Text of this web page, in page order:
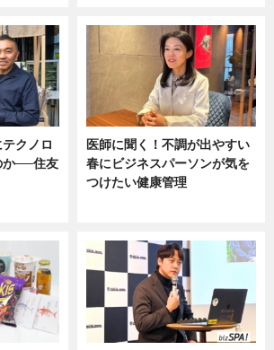
クノロ
か──住友
医師に聞く！不調が出やすい
春にビジネスパーソンが気を
つけたい健康管理